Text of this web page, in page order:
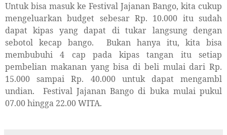
Untuk bisa masuk ke Festival Jajanan Bango, kita cukup
mengeluarkan budget sebesar Rp. 10.000 itu sudah
dapat kipas yang dapat di tukar langsung dengan
sebotol kecap bango.
Bukan hanya itu, kita bisa
membubuhi 4 cap pada kipas tangan itu setiap
pembelian makanan yang bisa di beli mulai dari Rp.
15.000 sampai Rp. 40.000 untuk dapat mengambl
undian.
Festival Jajanan Bango di buka mulai pukul
07.00 hingga 22.00 WITA.